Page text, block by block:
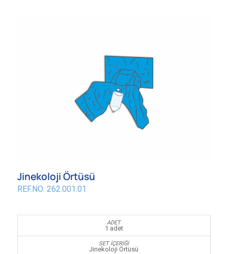
Jinekoloji Örtüsü
REF.NO: 262.001.01
1 adet
Jinekoloji Örtüsü